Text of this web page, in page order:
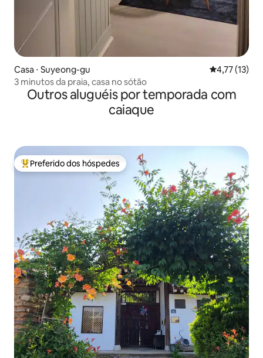
Casa ⋅ Suyeong-gu 4,77 de uma
4,77 (13)
3 minutos da praia, casa no sótão
Outros aluguéis por temporada com
caiaque
Entre os melhores preferidos dos hóspedes
Preferido dos hóspedes